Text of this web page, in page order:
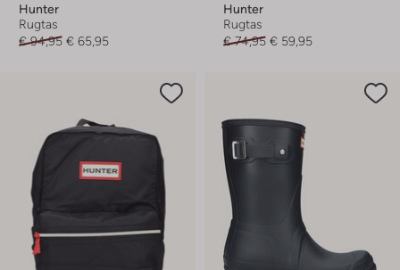
Hunter
Rugtas
€ 94,95 € 65,95
Hunter
Rugtas
€ 74,95 € 59,95